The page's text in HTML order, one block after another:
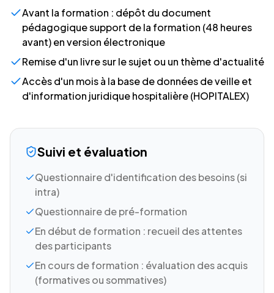
Avant la formation : dépôt du document
pédagogique support de la formation (48 heures
avant) en version électronique
Remise d'un livre sur le sujet ou un thème d'actualité
Accès d'un mois à la base de données de veille et
d'information juridique hospitalière (HOPITALEX)
Suivi et évaluation
Questionnaire d'identification des besoins (si
intra)
Questionnaire de pré-formation
En début de formation : recueil des attentes
des participants
En cours de formation : évaluation des acquis
(formatives ou sommatives)